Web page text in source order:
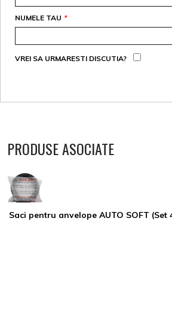
*
NUMELE TAU
VREI SA URMARESTI DISCUTIA?
PRODUSE ASOCIATE
Saci pentru anvelope AUTO SOFT (Set